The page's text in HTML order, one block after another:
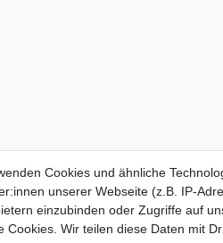
Cookies und ähnliche
unserer Webseite (z.B. IP-
einzubinden oder Zugriffe auf
Cookies. Wir teilen diese Daten mit